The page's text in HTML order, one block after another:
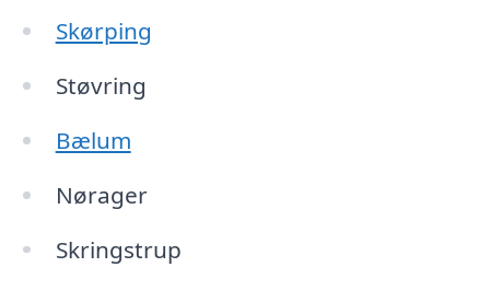
Skørping
Støvring
Bælum
Nørager
Skringstrup